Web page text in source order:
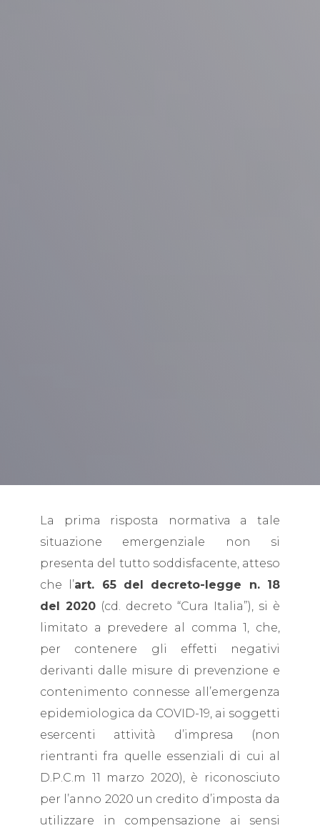
La prima risposta normativa a tale
situazione emergenziale non si
presenta del tutto soddisfacente, atteso
che l’art. 65 del decreto-legge n. 18
del 2020 (cd. decreto “Cura Italia”), si è
limitato a prevedere al comma 1, che,
per contenere gli effetti negativi
derivanti dalle misure di prevenzione e
contenimento connesse all’emergenza
epidemiologica da COVID-19, ai soggetti
esercenti attività d’impresa (non
rientranti fra quelle essenziali di cui al
D.P.C.m 11 marzo 2020), è riconosciuto
per l’anno 2020 un credito d’imposta da
utilizzare in compensazione ai sensi